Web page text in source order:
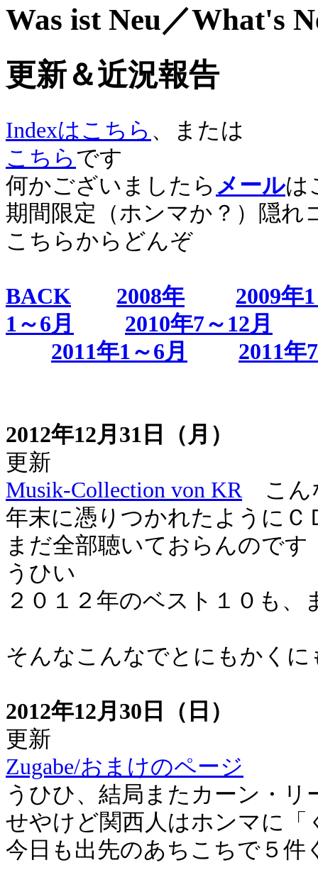
Was ist Neu／What's
更新＆近況報告
Indexはこちら 、または
こちら です
何かございましたら メールは
期間限定（ホンマか？）隠れ
こちらからどんぞ
BACK 2008年
2009年
1～6月
2010年7～12月
2011年1～6月
2011年
2012年12月31日（月）
更新
Musik-Collection von KRこん
年末に憑りつかれたようにＣ
まだ全部聴いておらんのです
うひい
２０１２年のベスト１０も、
そんなこんなでとにもかく
2012年12月30日（日）
更新
Zugabe/おまけのページ
うひひ、結局またカーン・
せやけど関西人はホンマに
今日も出先のあちこちで５